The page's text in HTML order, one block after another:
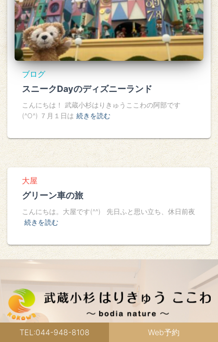
TEL:044-948-8108 Web予約
ブログ
スニークDayのディズニーランド
こんにちは！ 武蔵小杉はりきゅうここわの阿部です
(^O^) ７月１日は 続きを読む
大屋
グリーン車の旅
こんにちは。大屋です(^^) 先日ふと思い立ち、休日前夜
続きを読む